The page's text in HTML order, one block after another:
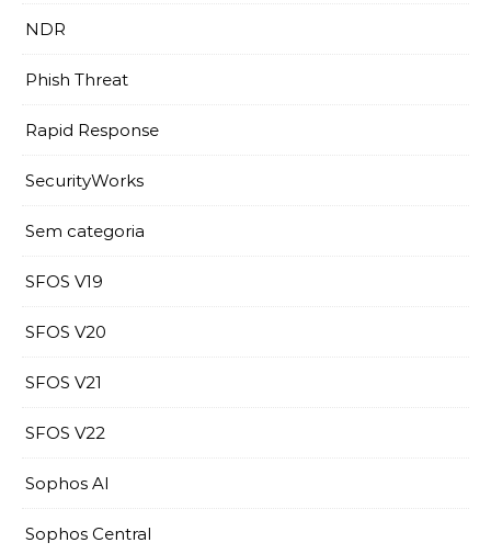
NDR
Phish Threat
Rapid Response
SecurityWorks
Sem categoria
SFOS V19
SFOS V20
SFOS V21
SFOS V22
Sophos AI
Sophos Central